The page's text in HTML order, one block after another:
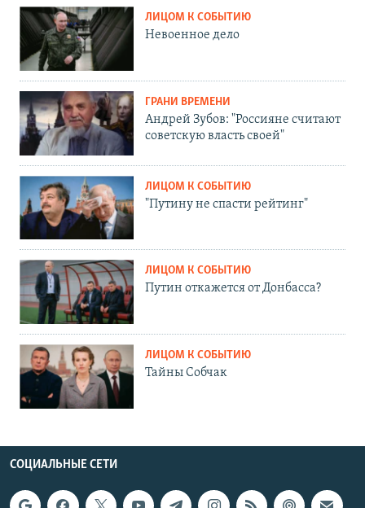
ЛИЦОМ К СОБЫТИЮ
Невоенное дело
ГРАНИ ВРЕМЕНИ
Андрей Зубов: "Россияне считают
советскую власть своей"
ЛИЦОМ К СОБЫТИЮ
"Путину не спасти рейтинг"
ЛИЦОМ К СОБЫТИЮ
Путин откажется от Донбасса?
ЛИЦОМ К СОБЫТИЮ
Тайны Собчак
СОЦИАЛЬНЫЕ СЕТИ